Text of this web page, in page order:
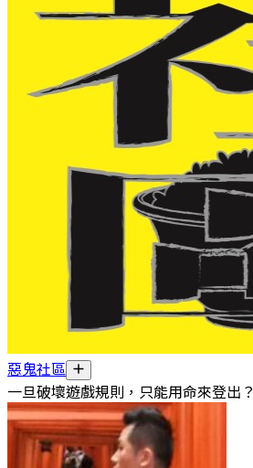
惡鬼社區
一旦破壞遊戲規則，只能用命來登出？